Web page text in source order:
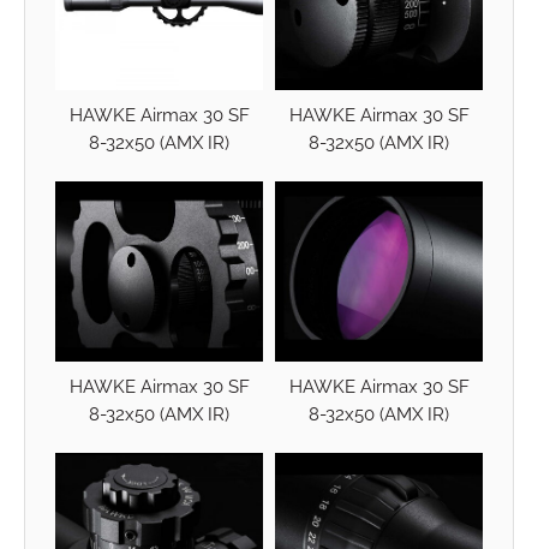
HAWKE Airmax 30 SF
8-32x50 (AMX IR)
HAWKE Airmax 30 SF
8-32x50 (AMX IR)
HAWKE Airmax 30 SF
8-32x50 (AMX IR)
HAWKE Airmax 30 SF
8-32x50 (AMX IR)